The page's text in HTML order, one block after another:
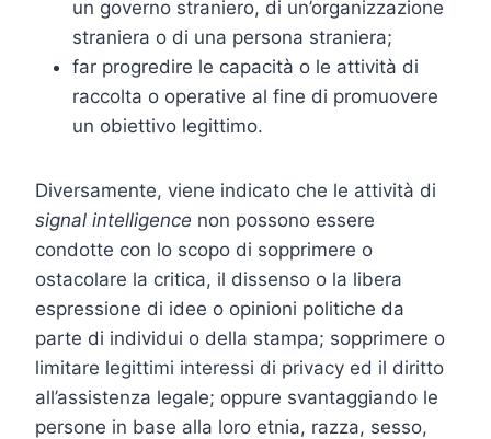
un governo straniero, di un’organizzazione
straniera o di una persona straniera;
far progredire le capacità o le attività di
raccolta o operative al fine di promuovere
un obiettivo legittimo.
Diversamente, viene indicato che le attività di
signal intelligence non possono essere
condotte con lo scopo di sopprimere o
ostacolare la critica, il dissenso o la libera
espressione di idee o opinioni politiche da
parte di individui o della stampa; sopprimere o
limitare legittimi interessi di privacy ed il diritto
all’assistenza legale; oppure svantaggiando le
persone in base alla loro etnia, razza, sesso,